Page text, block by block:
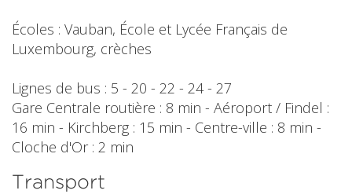
Écoles : Vauban, École et Lycée Français de
Luxembourg, crèches
Lignes de bus : 5 - 20 - 22 - 24 - 27
Gare Centrale routière : 8 min - Aéroport / Findel :
16 min - Kirchberg : 15 min - Centre-ville : 8 min -
Cloche d'Or : 2 min
Transport